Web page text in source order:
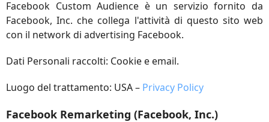
Facebook Custom Audience è un servizio fornito da
Facebook, Inc. che collega l'attività di questo sito web
con il network di advertising Facebook.
Dati Personali raccolti: Cookie e email.
Luogo del trattamento: USA – Privacy Policy
Facebook Remarketing (Facebook, Inc.)